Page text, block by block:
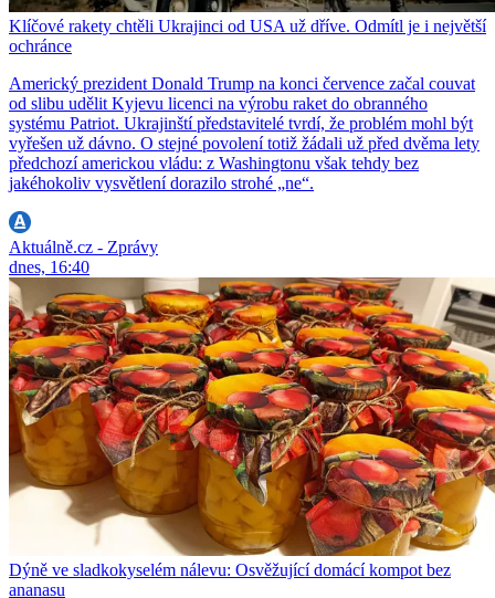
Klíčové rakety chtěli Ukrajinci od USA už dříve. Odmítl je i největší
ochránce
Americký prezident Donald Trump na konci července začal couvat
od slibu udělit Kyjevu licenci na výrobu raket do obranného
systému Patriot. Ukrajinští představitelé tvrdí, že problém mohl být
vyřešen už dávno. O stejné povolení totiž žádali už před dvěma lety
předchozí americkou vládu: z Washingtonu však tehdy bez
jakéhokoliv vysvětlení dorazilo strohé „ne“.
Aktuálně.cz - Zprávy
dnes, 16:40
Dýně ve sladkokyselém nálevu: Osvěžující domácí kompot bez
ananasu